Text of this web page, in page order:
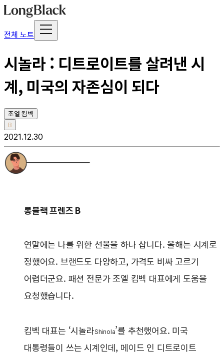
전체 노트
시놀라 : 디트로이트를 살려낸 시
계, 미국의 자존심이 되다
조엘 킴벡
B
2021.12.30
롱블랙 프렌즈 B
연말에는 나를 위한 선물을 하나 삽니다. 올해는 시계로
정했어요. 브랜드도 다양하고, 가격도 비싸 고르기
어렵더군요. 패션 전문가 조엘 킴벡 대표에게 도움을
요청했습니다.
킴벡 대표는 ‘시놀라Shinola’를 추천했어요. 미국
대통령들이 쓰는 시계인데, 메이드 인 디트로이트